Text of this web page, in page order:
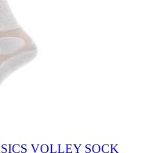
VOLLEY SOCK